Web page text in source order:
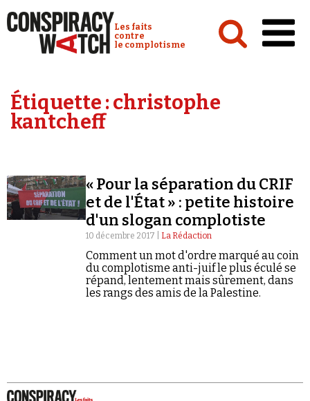
Conspiracy Watch :
Les faits
contre
le complotisme
Analyses
Émissions
Revues de presse
Newsletter
Étiquette :christophe
kantcheff
« Pour la séparation du CRIF
et de l'État » : petite histoire
d'un slogan complotiste
10 décembre 2017 | La Rédaction
Comment un mot d'ordre marqué au coin
du complotisme anti-juif le plus éculé se
répand, lentement mais sûrement, dans
les rangs des amis de la Palestine.